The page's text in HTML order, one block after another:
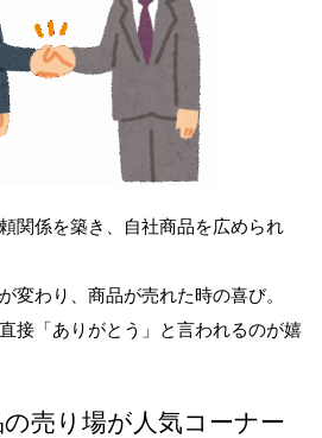
関係を築き、自社商品を広められ
変わり、商品が売れた時の喜び。
接「ありがとう」と言われるのが嬉
の売り場が人気コーナー